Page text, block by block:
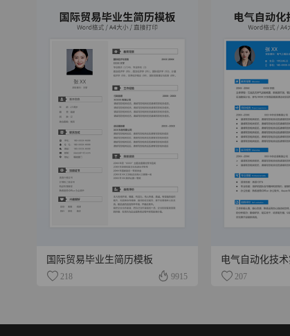
国际贸易毕业生简历模板
218 9915
电气自动化技
207